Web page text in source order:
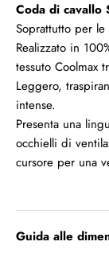
Coda di cavallo
Soprattutto per
Realizzato in
tessuto Coolmax
Leggero,
intense.
Presenta una
occhielli di
cursore per una
Guida alle